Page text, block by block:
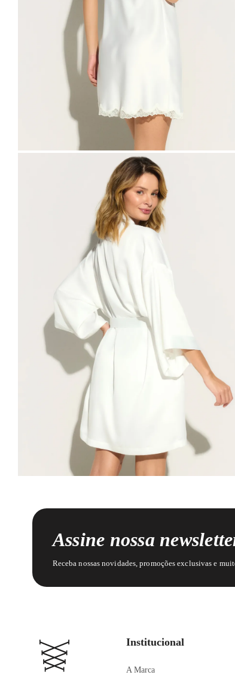
Assine nossa
Receba nossas novidades, promoções exclusivas e
Institucional
A Marca